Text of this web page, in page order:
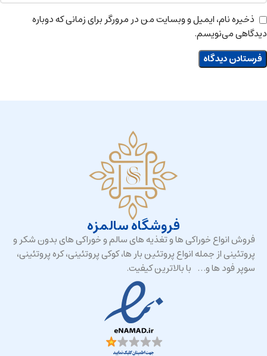
ذخیره نام، ایمیل و وبسایت من در مرورگر برای زمانی که دوباره
دیدگاهی می‌نویسم.
فروشگاه سالمزه
فروش انواع خوراکی ها و تغذیه های سالم و خوراکی های بدون شکر و
پروتئینی از جمله انواع پروتئین بار ها، کوکی پروتئینی، کره پروتئینی،
سوپر فود ها و… با بالاترین کیفیت.